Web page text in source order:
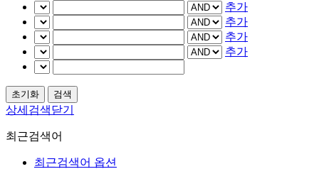
추가
추가
추가
추가
상세검색닫기
최근검색어
최근검색어 옵션